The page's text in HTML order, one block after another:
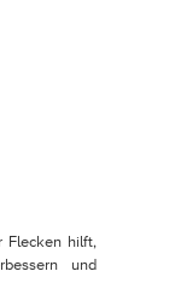
Flecken hilft,
und